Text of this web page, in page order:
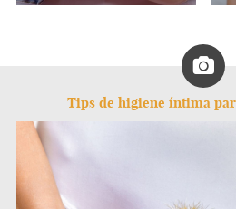
Tips de higiene íntima